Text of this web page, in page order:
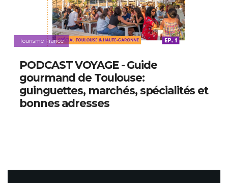
Tourisme France
PODCAST VOYAGE - Guide
gourmand de Toulouse:
guinguettes, marchés, spécialités et
bonnes adresses